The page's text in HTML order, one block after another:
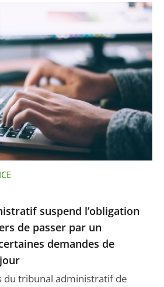
suspend l’obligation
de passer par un
demandes de
du tribunal administratif de